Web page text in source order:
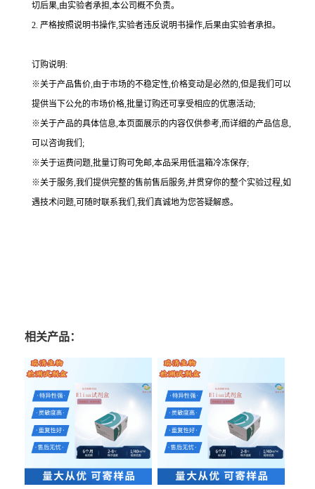
切后果,由实验者承担,本公司概不负责。
2. 严格按照说明书操作,实验者违反说明书操作,后果由实验者承担。
订购说明:
※关于产品售价,由于市场的不稳定性,价格变动是必然的,但是我们可以
提供当下公允的市场价格,批量订购还可享受相应的优惠活动;
※关于产品的具体信息,本页面展示的内容仅供参考,而详细的产品信息,
可以咨询我们;
※关于运费问题,批量订购可免邮,本品采用低温箱冷冻保存;
※关于服务,我们提供完整的售前售后服务,并贯穿你的整个实验过程,如
遇技术问题,可随时联系我们,我们真诚地为您答疑解惑。
相关产品：